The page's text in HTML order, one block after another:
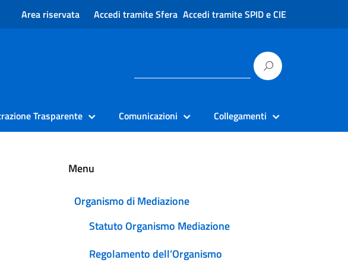
Area riservata Accedi tramite Sfera Accedi tramite SPID e CIE
Trasparente Comunicazioni Collegamenti
Menu
Organismo di Mediazione
Statuto Organismo Mediazione
Regolamento dell’Organismo